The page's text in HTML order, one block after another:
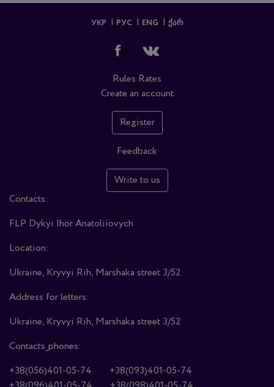
УКР РУС ENG ᲥᲐᲠ
Rules Rates
Create an account
Register
Feedback
Write to us
Contacts:
FLP Dykyi Ihor Anatoliiovych
Location:
Ukraine, Kryvyi Rih, Marshaka street 3/52
Address for letters:
Ukraine, Kryvyi Rih, Marshaka street 3/52
Contacts_phones:
+38(056)401-05-74
+38(093)401-05-74